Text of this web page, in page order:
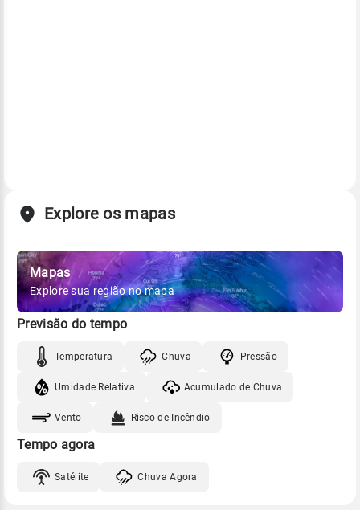
Explore os mapas
Mapas
Explore sua região no mapa
Previsão do tempo
Temperatura Chuva Pressão
Umidade Relativa Acumulado de Chuva
Vento Risco de Incêndio
Tempo agora
Satélite Chuva Agora